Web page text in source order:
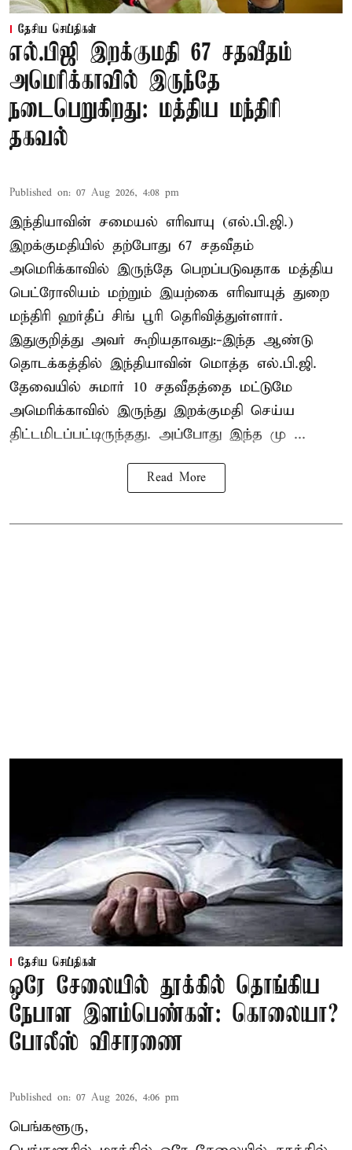
தேசிய செய்திகள்
எல்.பிஜி இறக்குமதி 67 சதவீதம்
அமெரிக்காவில் இருந்தே
நடைபெறுகிறது: மத்திய மந்திரி
தகவல்
Published on: 07 Aug 2026, 4:08 pm
இந்தியாவின் சமையல் எரிவாயு (எல்.பி.ஜி.)
இறக்குமதியில் தற்போது 67 சதவீதம்
அமெரிக்காவில் இருந்தே பெறப்படுவதாக மத்திய
பெட்ரோலியம் மற்றும் இயற்கை எரிவாயுத் துறை
மந்திரி ஹர்தீப் சிங் பூரி தெரிவித்துள்ளார்.
இதுகுறித்து அவர் கூறியதாவது:-இந்த ஆண்டு
தொடக்கத்தில் இந்தியாவின் மொத்த எல்.பி.ஜி.
தேவையில் சுமார் 10 சதவீதத்தை மட்டுமே
அமெரிக்காவில் இருந்து இறக்குமதி செய்ய
திட்டமிடப்பட்டிருந்தது. அப்போது இந்த மு ...
Read More
தேசிய செய்திகள்
ஒரே சேலையில் தூக்கில் தொங்கிய
நேபாள இளம்பெண்கள்: கொலையா?
போலீஸ் விசாரணை
Published on: 07 Aug 2026, 4:06 pm
பெங்களூரு,